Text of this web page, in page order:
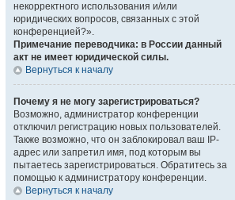
некорректного использования и/или
юридических вопросов, связанных с этой
конференцией?».
Примечание переводчика: в России данный
акт не имеет юридической силы.
Вернуться к началу
Почему я не могу зарегистрироваться?
Возможно, администратор конференции
отключил регистрацию новых пользователей.
Также возможно, что он заблокировал ваш IP-
адрес или запретил имя, под которым вы
пытаетесь зарегистрироваться. Обратитесь за
помощью к администратору конференции.
Вернуться к началу